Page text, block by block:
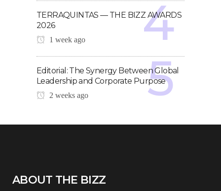
TERRAQUINTAS — THE BIZZ AWARDS
2026
1 week ago
Editorial: The Synergy Between Global
Leadership and Corporate Purpose
2 weeks ago
ABOUT THE BIZZ